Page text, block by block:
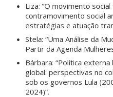
Liza: “O movimento
contramovimento social
estratégias e atuação
Stela: “Uma Análise da
Partir da Agenda
Bárbara: “Política
global: perspectivas no
sob os governos Lula
2024)”.